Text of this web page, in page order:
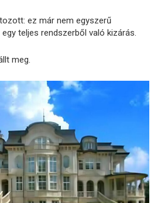
ez már nem egyszerű
teljes rendszerből való kizárás.
meg.